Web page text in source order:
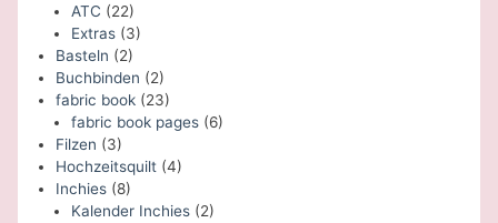
ATC (22)
Extras(3)
Basteln (2)
Buchbinden (2)
fabric book(23)
fabric book pages(6)
Filzen (3)
Hochzeitsquilt(4)
Inchies(8)
Kalender Inchies(2)